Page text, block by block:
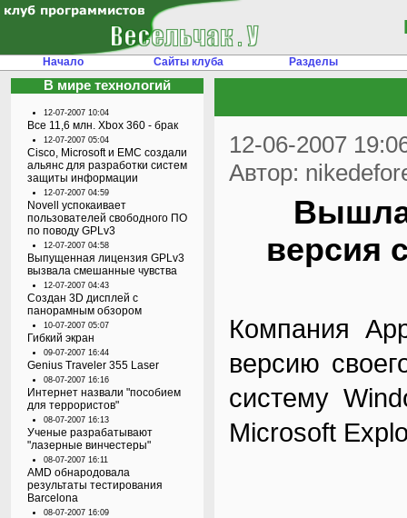
Начало Сайты клуба Разделы
В мире технологий
12-07-2007 10:04
Все 11,6 млн. Xbox 360 - брак
12-07-2007 05:04
Cisco, Microsoft и EMC создали
альянс для разработки систем
защиты информации
12-07-2007 04:59
Novell успокаивает
пользователей свободного ПО
по поводу GPLv3
12-07-2007 04:58
Выпущенная лицензия GPLv3
вызвала смешанные чувства
12-07-2007 04:43
Создан 3D дисплей с
панорамным обзором
10-07-2007 05:07
Гибкий экран
09-07-2007 16:44
Genius Traveler 355 Laser
08-07-2007 16:16
Интернет назвали "пособием
для террористов"
08-07-2007 16:13
Ученые разрабатывают
"лазерные винчестеры"
08-07-2007 16:11
AMD обнародовала
результаты тестирования
Barcelona
08-07-2007 16:09
12-06-2007
Автор:
Вышла
версия
Компания
версию
систему
Microsoft